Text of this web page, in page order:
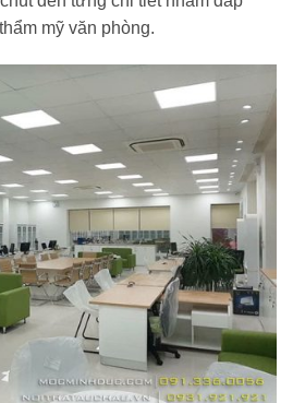
mỹ văn phòng.